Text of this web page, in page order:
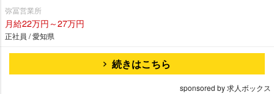
弥冨営業所
月給22万円～27万円
正社員 / 愛知県
続きはこちら
sponsored by 求人ボックス